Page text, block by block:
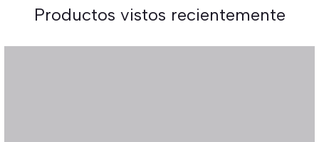
Productos vistos recientemente